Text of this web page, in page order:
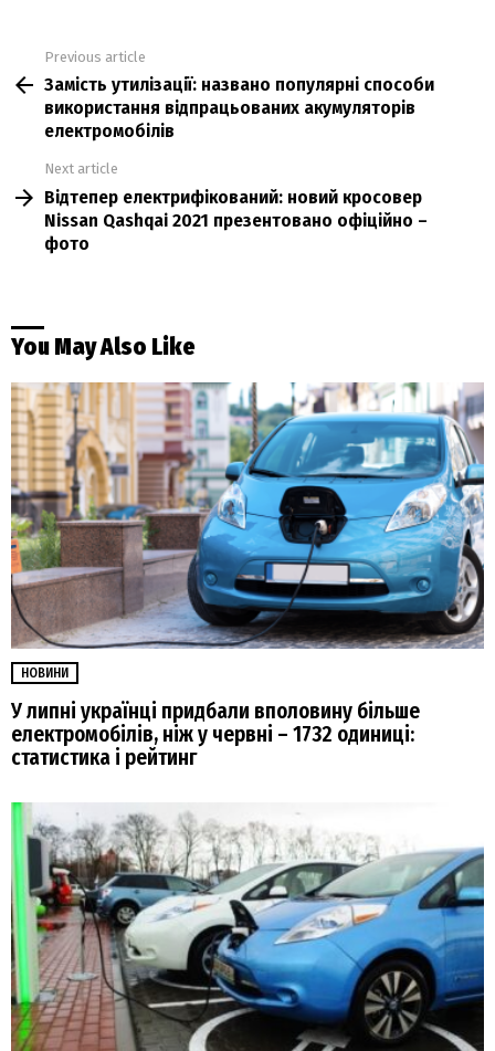
more
Previous article
Замість утилізації: названо популярні способи
використання відпрацьованих акумуляторів
електромобілів
Next article
Відтепер електрифікований: новий кросовер
Nissan Qashqai 2021 презентовано офіційно –
фото
You May Also Like
НОВИНИ
У липні українці придбали вполовину більше
електромобілів, ніж у червні – 1732 одиниці:
статистика і рейтинг